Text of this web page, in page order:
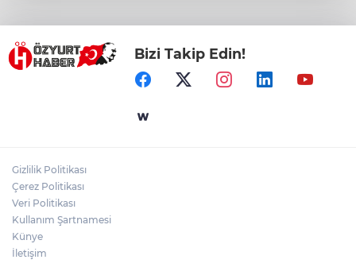
EDREMİT'TE YAZ KUR'AN KURSU
ÖĞRENCİLERİ KAHVALTIDA BULUŞTU
AVLU GİRİŞİNDE ASFALT ÇALIŞMALARI
Bizi Takip Edin!
Gizlilik Politikası
Çerez Politikası
Veri Politikası
Kullanım Şartnamesi
Künye
İletişim